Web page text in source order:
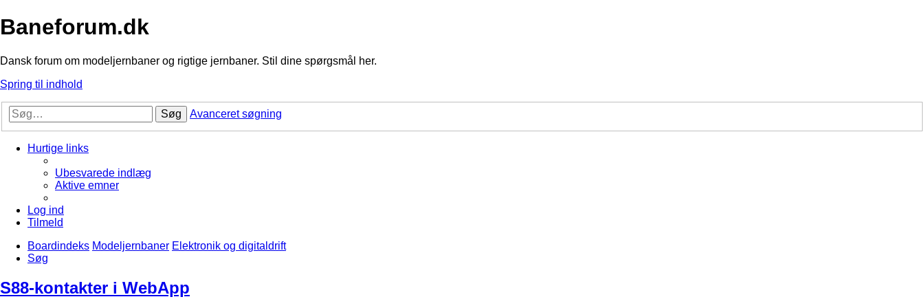
Baneforum.dk
Dansk forum om modeljernbaner og rigtige jernbaner. Stil dine spørgsmål her.
Spring til indhold
Søg Avanceret søgning
Hurtige links
Ubesvarede indlæg
Aktive emner
Log ind
Tilmeld
Boardindeks Modeljernbaner Elektronik og digitaldrift
Søg
S88-kontakter i WebApp